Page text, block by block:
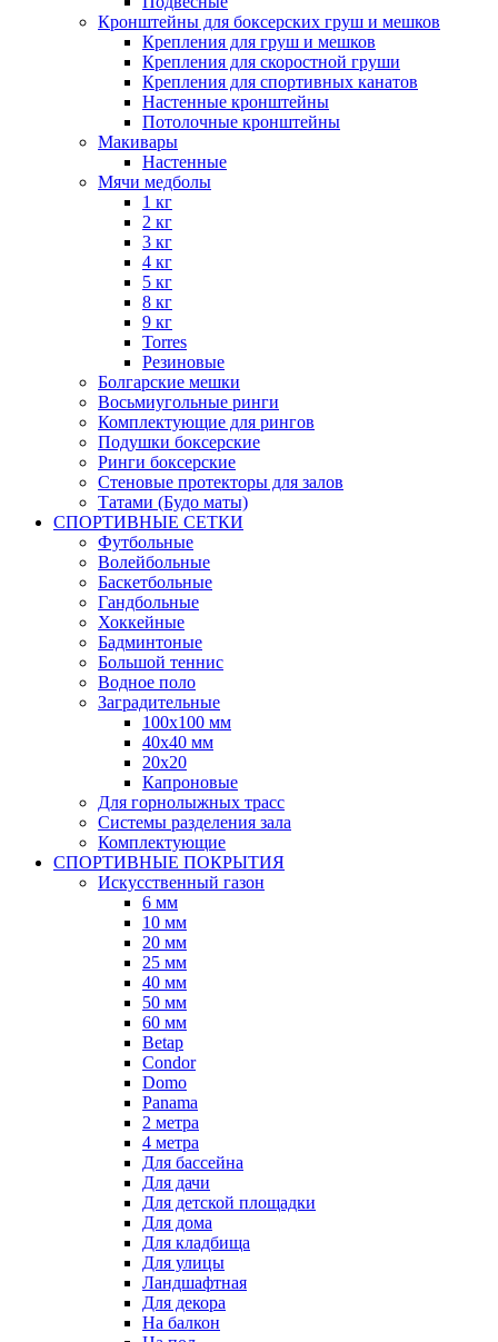
Кронштейны для боксерских груш и мешков
Крепления для груш и мешков
Крепления для скоростной груши
Крепления для спортивных канатов
Настенные кронштейны
Потолочные кронштейны
Макивары
Настенные
Мячи медболы
1 кг
2 кг
3 кг
4 кг
5 кг
8 кг
9 кг
Torres
Резиновые
Болгарские мешки
Восьмиугольные ринги
Комплектующие для рингов
Подушки боксерские
Ринги боксерские
Стеновые протекторы для залов
Татами (Будо маты)
СПОРТИВНЫЕ СЕТКИ
Футбольные
Волейбольные
Баскетбольные
Гандбольные
Хоккейные
Бадминтоные
Большой теннис
Водное поло
Заградительные
100х100 мм
40х40 мм
20х20
Капроновые
Для горнолыжных трасс
Системы разделения зала
Комплектующие
СПОРТИВНЫЕ ПОКРЫТИЯ
Искусственный газон
6 мм
10 мм
20 мм
25 мм
40 мм
50 мм
60 мм
Betap
Condor
Domo
Panama
2 метра
4 метра
Для бассейна
Для дачи
Для детской площадки
Для дома
Для кладбища
Для улицы
Ландшафтная
Для декора
На балкон